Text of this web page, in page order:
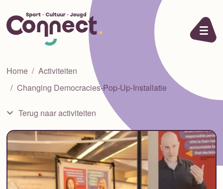
Ga naar de inhoud
Home
Activiteiten
Changing Democracies-Pop-Up-Installatie
Terug naar activiteiten